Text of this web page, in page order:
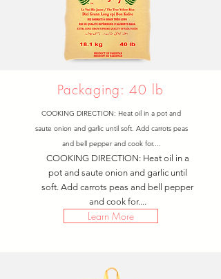
Packaging: 40 lb
COOKING DIRECTION: Heat oil in a pot and
saute onion and garlic until soft. Add carrots peas
and bell pepper and cook for....
COOKING DIRECTION: Heat oil in a
pot and saute onion and garlic until
soft. Add carrots peas and bell pepper
and cook for....
Learn More